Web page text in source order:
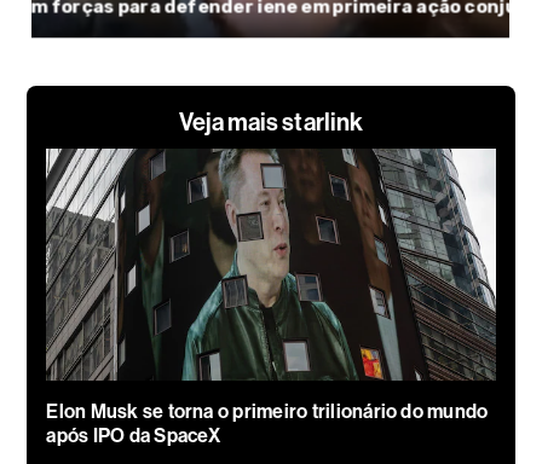
Veja mais starlink
Elon Musk se torna o primeiro trilionário do mundo
após IPO da SpaceX